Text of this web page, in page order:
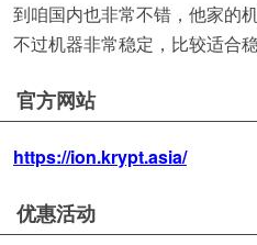
到咱国内也非常不错，他家的
不过机器非常稳定，比较适合
官方网站
https://ion.krypt.asia/
优惠活动